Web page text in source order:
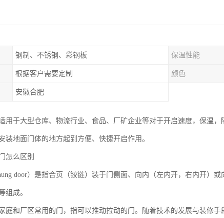
钢制、不锈钢、彩钢板 保温性能
根据客户需要定制 颜色
安徽合肥
用于大型仓库、物流行业、食品、厂矿企业等对于开启速度，保温
装地面门体的地方起到方便、快捷开启作用。
怎么区别
door）是指合页（铰链）装于门侧面、向内（左内开，右内开）
组成。
庭和厂区常用的门，指可以推动拉动的门。随着技术的发展与装修